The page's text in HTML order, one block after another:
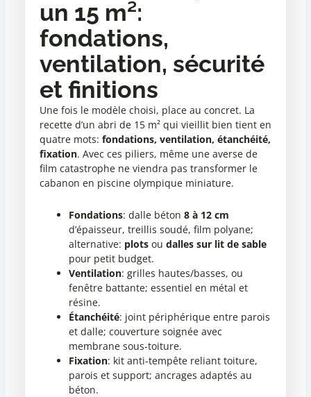
un 15 m²:
fondations,
ventilation, sécurité
et finitions
Une fois le modèle choisi, place au concret. La
recette d’un abri de 15 m² qui vieillit bien tient en
quatre mots: fondations, ventilation, étanchéité,
fixation. Avec ces piliers, même une averse de
film catastrophe ne viendra pas transformer le
cabanon en piscine olympique miniature.
Fondations: dalle béton 8 à 12 cm
d’épaisseur, treillis soudé, film polyane;
alternative: plotsou dalles sur lit de sable
pour petit budget.
Ventilation: grilles hautes/basses, ou
fenêtre battante; essentiel en métal et
résine.
Étanchéité: joint périphérique entre parois
et dalle; couverture soignée avec
membrane sous-toiture.
Fixation: kit anti-tempête reliant toiture,
parois et support; ancrages adaptés au
béton.